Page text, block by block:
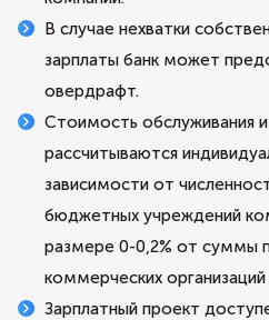
В случае нехватки
зарплаты банк может
овердрафт.
Стоимость обслуживания
рассчитываются
зависимости от
бюджетных учреждений
размере 0-0,2% от суммы
коммерческих
Зарплатный проект